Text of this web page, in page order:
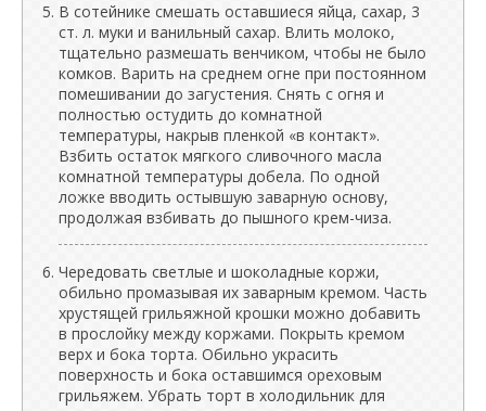
В сотейнике смешать оставшиеся яйца, сахар, 3
ст. л. муки и ванильный сахар. Влить молоко,
тщательно размешать венчиком, чтобы не было
комков. Варить на среднем огне при постоянном
помешивании до загустения. Снять с огня и
полностью остудить до комнатной
температуры, накрыв пленкой «в контакт».
Взбить остаток мягкого сливочного масла
комнатной температуры добела. По одной
ложке вводить остывшую заварную основу,
продолжая взбивать до пышного крем-чиза.
Чередовать светлые и шоколадные коржи,
обильно промазывая их заварным кремом. Часть
хрустящей грильяжной крошки можно добавить
в прослойку между коржами. Покрыть кремом
верх и бока торта. Обильно украсить
поверхность и бока оставшимся ореховым
грильяжем. Убрать торт в холодильник для